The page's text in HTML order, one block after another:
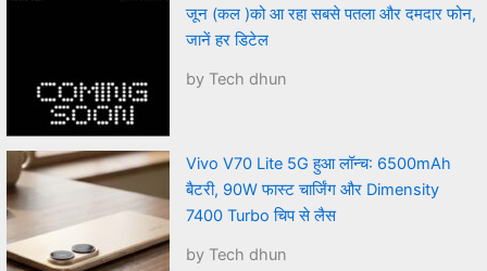
जून (कल )को आ रहा सबसे पतला और दमदार फोन,
जानें हर डिटेल
by Tech dhun
Vivo V70 Lite 5G हुआ लॉन्च: 6500mAh
बैटरी, 90W फास्ट चार्जिंग और Dimensity
7400 Turbo चिप से लैस
by Tech dhun